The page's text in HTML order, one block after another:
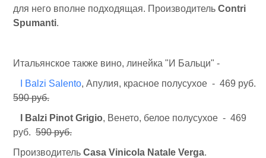
для него вполне подходящая. Производитель Contri
Spumanti.
Итальянское также вино, линейка "И Бальци" -
I Balzi Salento, Апулия, красное полусухое - 469 руб.
590 руб.
I Balzi Pinot Grigio, Венето, белое полусухое - 469
руб. 590 руб.
Производитель Casa Vinicola Natale Verga.